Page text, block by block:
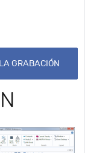
GRABACIÓN